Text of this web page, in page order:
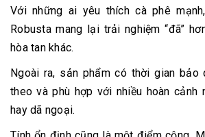
Với những ai yêu thích cà phê
Robusta mang lại trải nghiệm “đã”
hòa tan khác.
Ngoài ra, sản phẩm có thời gian bảo
theo và phù hợp với nhiều hoàn cảnh
hay dã ngoại.